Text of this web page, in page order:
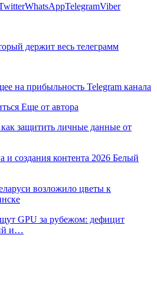
WhatsAppTelegramViber
держит весь телеграмм
на прибыльность Telegram канала
Еще от автора
защитить личные данные от
и создания контента 2026 Белый
возложило цветы к
GPU за рубежом: дефицит
и…